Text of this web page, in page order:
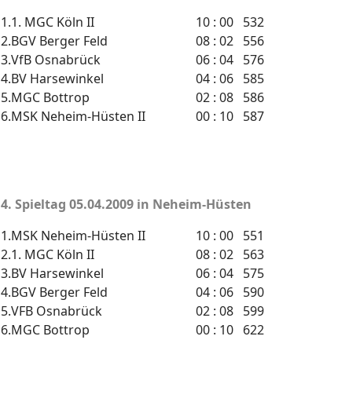
1.1. MGC Köln II 10 : 00 532
2.BGV Berger Feld 08 : 02 556
3.VfB Osnabrück 06 : 04 576
4.BV Harsewinkel 04 : 06 585
5.MGC Bottrop 02 : 08 586
6.MSK Neheim-Hüsten II 00 : 10 587
4. Spieltag 05.04.2009 in Neheim-Hüsten
1.MSK Neheim-Hüsten II 10 : 00 551
2.1. MGC Köln II 08 : 02 563
3.BV Harsewinkel 06 : 04 575
4.BGV Berger Feld 04 : 06 590
5.VFB Osnabrück 02 : 08 599
6.MGC Bottrop 00 : 10 622